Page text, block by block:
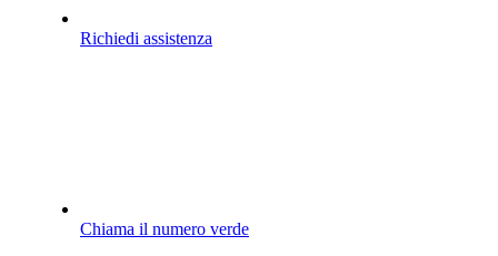
Richiedi assistenza
Chiama il numero verde